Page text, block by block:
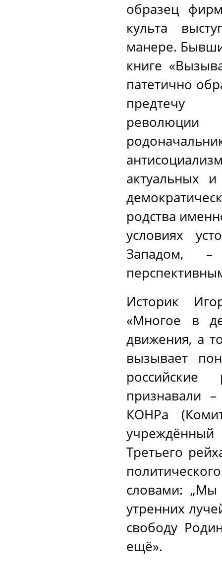
образец
культа
манере.
книге
патетично
предтечу
актуальных
родства
условиях
Западом,
Историк
«Многое в
движения, а
вызывает
признавали
КОНРа
Третьего
словами:
утренних
свободу
ещё».